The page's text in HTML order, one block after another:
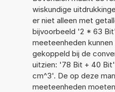
wiskundige
er niet alleen met
bijvoorbeeld '2 * 63
meeteenheden
gekoppeld bij de
uitzien: '78 Bit + 40
cm^3'. De op deze
meeteenheden